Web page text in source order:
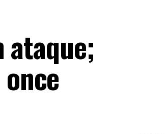
ataque;